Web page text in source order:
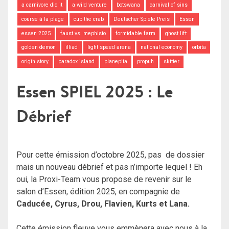
a carnivore did it a wild venture botswana carnival of sins
course à la plage cup the crab Deutscher Spiele Preis Essen
essen 2025 faust vs. mephisto formidable farm ghost lift
golden demon illiad light speed arena national economy orbita
origin story paradox island planepita propuh skitter
Essen SPIEL 2025 : Le
Débrief
Pour cette émission d’octobre 2025, pas de dossier
mais un nouveau débrief et pas n’importe lequel ! Eh
oui, la Proxi-Team vous propose de revenir sur le
salon d’Essen, édition 2025, en compagnie de
Caducée, Cyrus, Drou, Flavien, Kurts et Lana.